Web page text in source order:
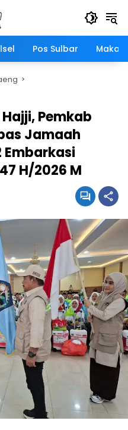
Pos Sulbar
Pemkab
Jamaah
Embarkasi
H/2026 M